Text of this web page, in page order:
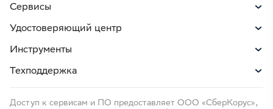
Сервисы
Удостоверяющий центр
Инструменты
Техподдержка
Доступ к сервисам и ПО предоставляет ООО «СберКорус»,